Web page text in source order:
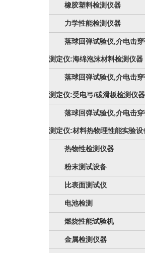
橡胶塑料检测仪器
力学性能检测仪器
落球回弹试验仪,介电击
测定仪:海绵泡沫材料检测仪器
落球回弹试验仪,介电击
测定仪:受电弓/碳滑板检测仪器
落球回弹试验仪,介电击
测定仪:材料热物理性能实验设
热物性检测仪器
粉末测试设备
比表面测试仪
电池检测
燃烧性能试验机
金属检测仪器